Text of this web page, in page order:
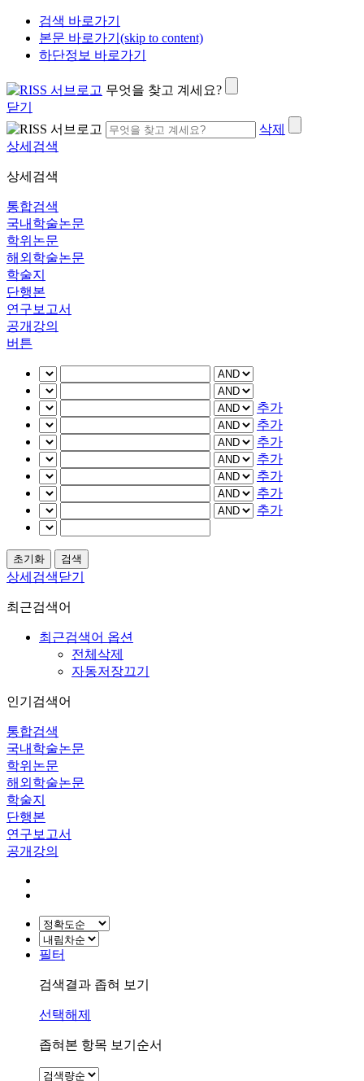
검색 바로가기
본문 바로가기(skip to content)
하단정보 바로가기
무엇을 찾고 계세요?
닫기
삭제
상세검색
상세검색
통합검색
국내학술논문
학위논문
해외학술논문
학술지
단행본
연구보고서
공개강의
버튼
추가
추가
추가
추가
추가
추가
추가
상세검색닫기
최근검색어
최근검색어 옵션
전체삭제
자동저장끄기
인기검색어
통합검색
국내학술논문
학위논문
해외학술논문
학술지
단행본
연구보고서
공개강의
필터
검색결과 좁혀 보기
선택해제
좁혀본 항목 보기순서